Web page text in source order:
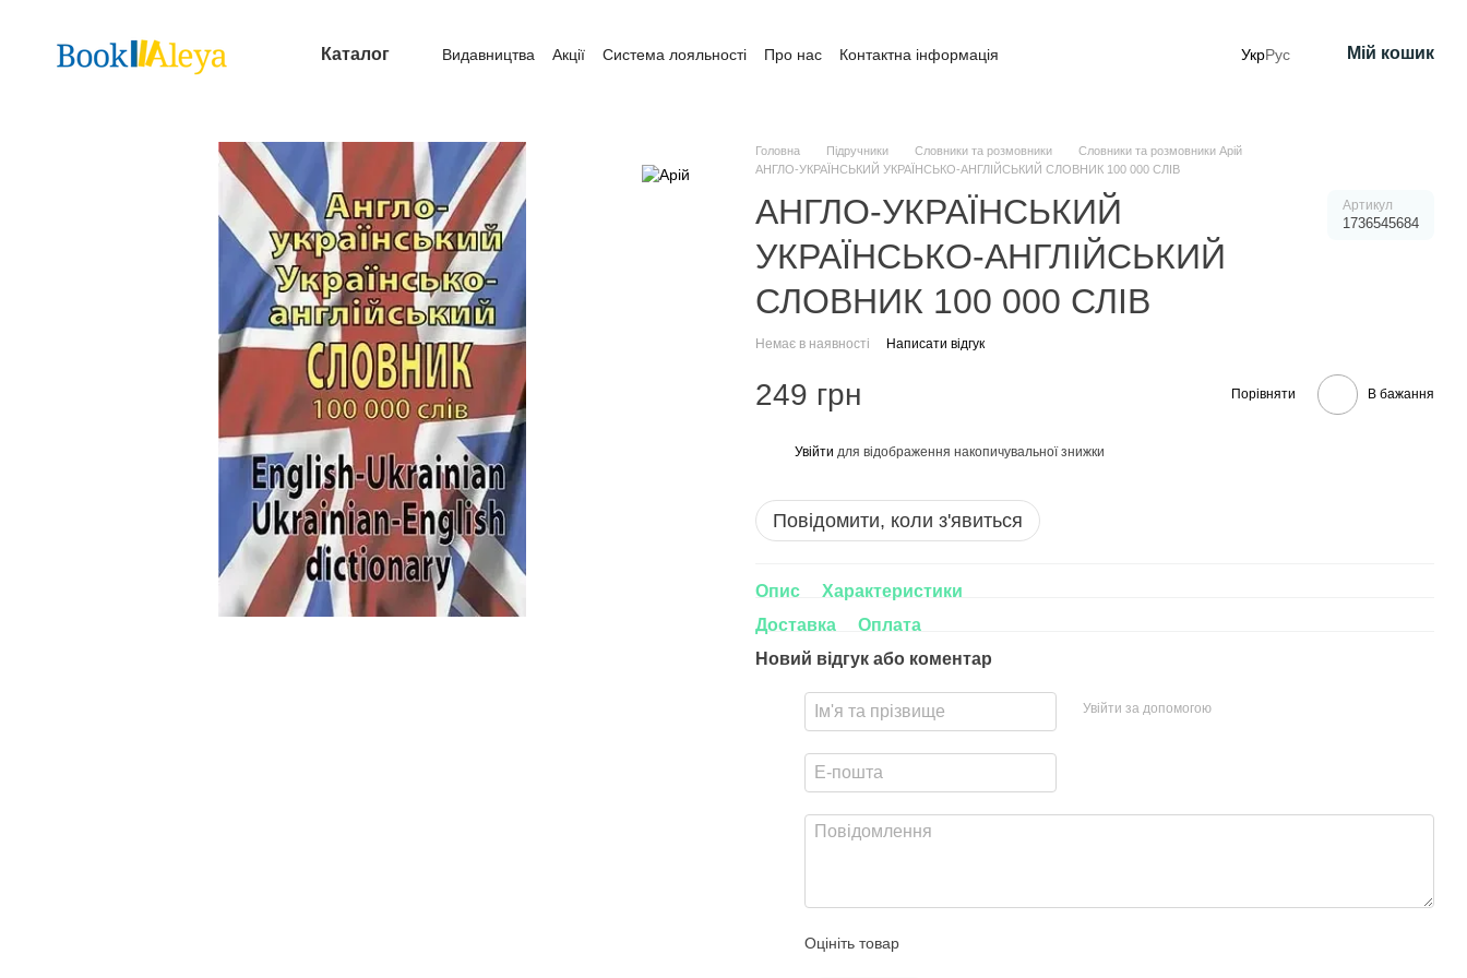
Каталог Видавництва Акції Система лояльності Про нас
Контактна інформація
УкрРус Мій кошик
Головна Підручники Словники та розмовники
Словники та розмовники Арій
АНГЛО-УКРАЇНСЬКИЙ УКРАЇНСЬКО-АНГЛІЙСЬКИЙ СЛОВНИК 100 000 СЛІВ
АНГЛО-УКРАЇНСЬКИЙ
УКРАЇНСЬКО-АНГЛІЙСЬКИЙ
СЛОВНИК 100 000 СЛІВ
Артикул
1736545684
Немає в наявності Написати відгук
249 грн Порівняти В бажання
Увійти для відображення накопичувальної знижки
Повідомити, коли з'явиться
Опис
Характеристики
Доставка
Оплата
Новий відгук або коментар
Увійти за допомогою
Оцініть товар